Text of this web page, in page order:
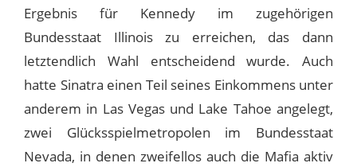
Ergebnis für Kennedy im zugehörigen
Bundesstaat Illinois zu erreichen, das dann
letztendlich Wahl entscheidend wurde. Auch
hatte Sinatra einen Teil seines Einkommens unter
anderem in Las Vegas und Lake Tahoe angelegt,
zwei Glücksspielmetropolen im Bundesstaat
Nevada, in denen zweifellos auch die Mafia aktiv